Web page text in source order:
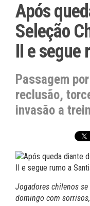
Após
Seleção
II e segue
Passagem
reclusão,
invasão a
Jogadores chilenos
domingo com